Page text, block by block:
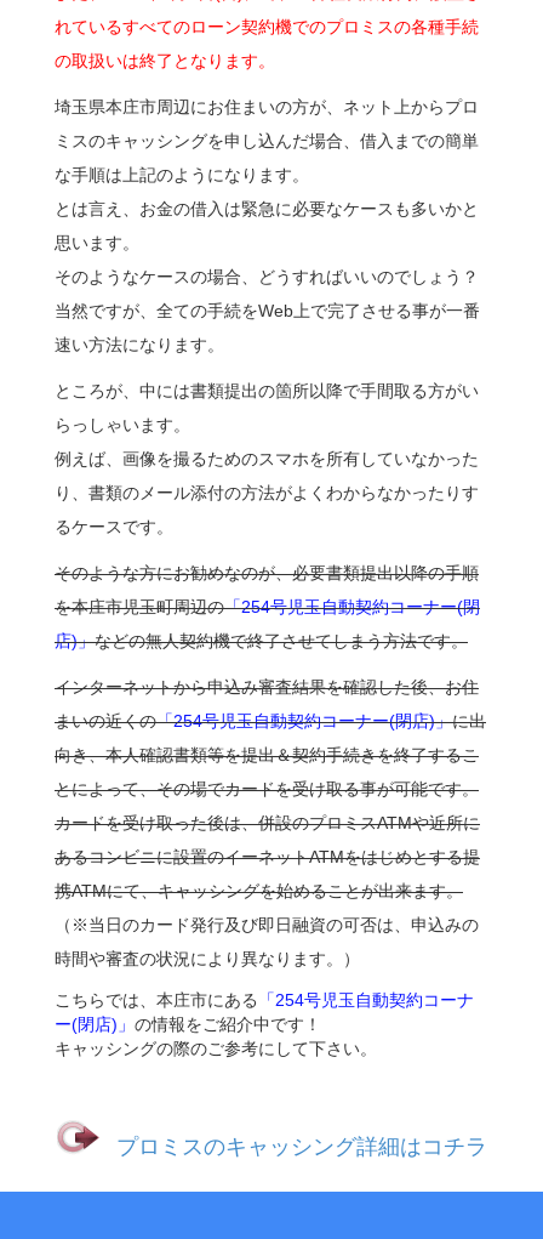
れているすべてのローン契約機でのプロミスの各種手続
の取扱いは終了となります。
埼玉県本庄市周辺にお住まいの方が、ネット上からプロ
ミスのキャッシングを申し込んだ場合、借入までの簡単
な手順は上記のようになります。
とは言え、お金の借入は緊急に必要なケースも多いかと
思います。
そのようなケースの場合、どうすればいいのでしょう？
当然ですが、全ての手続をWeb上で完了させる事が一番
速い方法になります。
ところが、中には書類提出の箇所以降で手間取る方がい
らっしゃいます。
例えば、画像を撮るためのスマホを所有していなかった
り、書類のメール添付の方法がよくわからなかったりす
るケースです。
そのような方にお勧めなのが、必要書類提出以降の手順
を本庄市児玉町周辺の「254号児玉自動契約コーナー(閉
店)」などの無人契約機で終了させてしまう方法です。
インターネットから申込み審査結果を確認した後、お住
まいの近くの「254号児玉自動契約コーナー(閉店)」に出
向き、本人確認書類等を提出＆契約手続きを終了するこ
とによって、その場でカードを受け取る事が可能です。
カードを受け取った後は、併設のプロミスATMや近所に
あるコンビニに設置のイーネットATMをはじめとする提
携ATMにて、キャッシングを始めることが出来ます。
（※当日のカード発行及び即日融資の可否は、申込みの
時間や審査の状況により異なります。）
こちらでは、本庄市にある
「254号児玉自動契約コーナ
ー(閉店)」 の情報をご紹介中です！
キャッシングの際のご参考にして下さい。
プロミスのキャッシング詳細はコチラ